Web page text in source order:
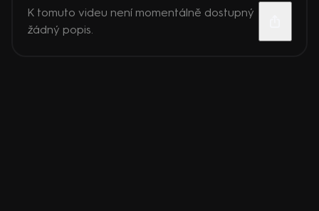
K tomuto videu není momentálně dostupný
žádný popis.